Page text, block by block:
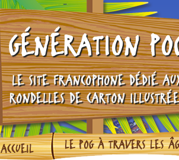
GÉNÉRATION
LE SITE FRANCOPHONE DÉDIÉ
RONDELLES DE CARTON
ACCUEIL LE POG À TRAVERS LES